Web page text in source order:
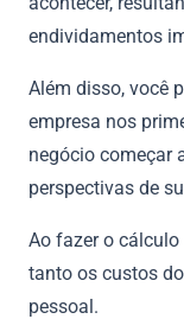
endividamentos
Além disso, você
empresa nos
negócio começar
perspectivas de
Ao fazer o cálculo
tanto os custos
pessoal.